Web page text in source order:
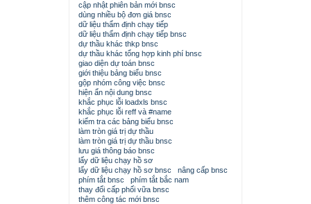
cập nhật phiên bản mới bnsc
dùng nhiều bộ đơn giá bnsc
dữ liệu thẩm định chạy tiếp
dữ liệu thẩm định chạy tiếp bnsc
dự thầu khác thkp bnsc
dự thầu khác tổng hợp kinh phí bnsc
giao diện dự toán bnsc
giới thiệu bảng biểu bnsc
gộp nhóm công việc bnsc
hiện ẩn nội dung bnsc
khắc phục lỗi loadxls bnsc
khắc phục lỗi reff và #name
kiểm tra các bảng biểu bnsc
làm tròn giá trị dự thầu
làm tròn giá trị dự thầu bnsc
lưu giá thông báo bnsc
lấy dữ liệu chạy hồ sơ
lấy dữ liệu chạy hồ sơ bnsc
nâng cấp bnsc
phím tắt bnsc
phím tắt bắc nam
thay đổi cấp phối vữa bnsc
thêm công tác mới bnsc